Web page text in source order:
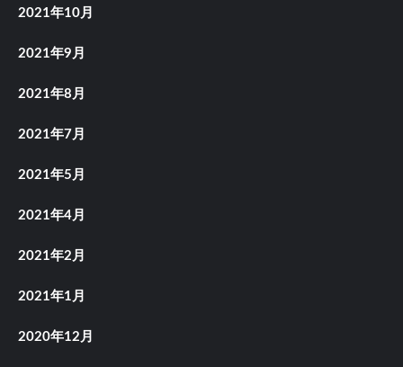
2021年10月
2021年9月
2021年8月
2021年7月
2021年5月
2021年4月
2021年2月
2021年1月
2020年12月